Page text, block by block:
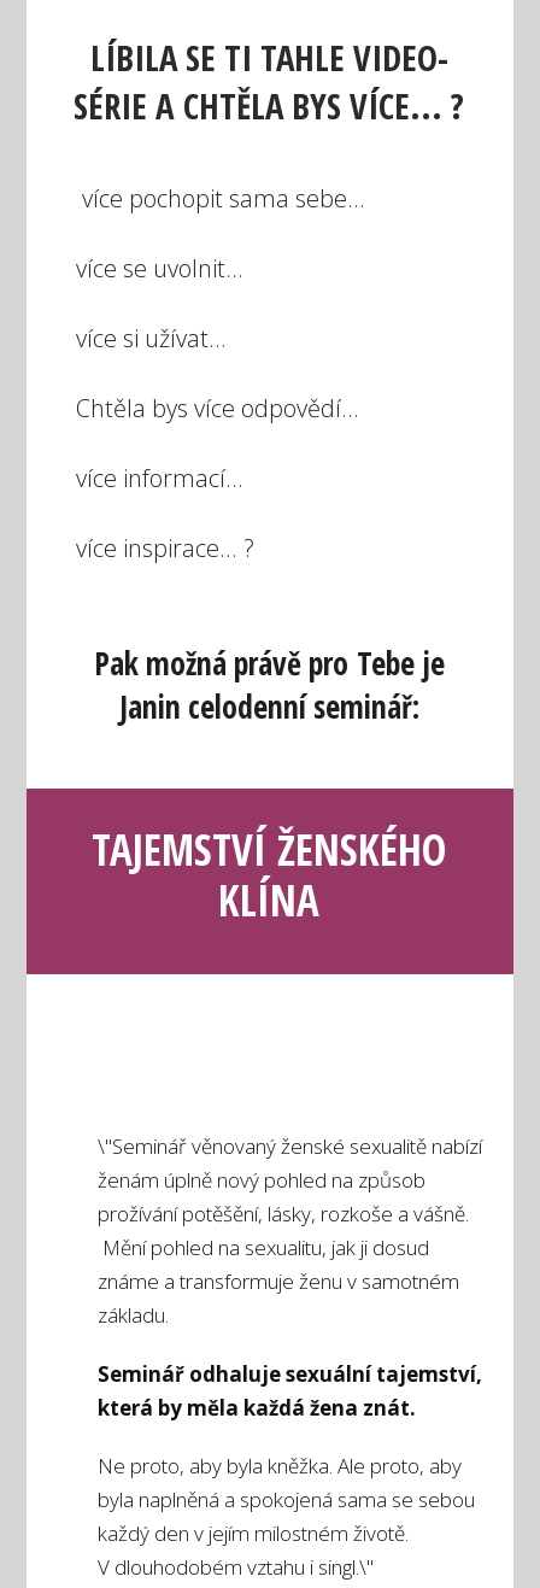
LÍBILA SE TI TAHLE VIDEO-
SÉRIE A CHTĚLA BYS VÍCE... ?
více pochopit sama sebe...
více se uvolnit...
více si užívat...
Chtěla bys více odpovědí...
více informací...
více inspirace... ?
Pak možná právě pro Tebe je
Janin celodenní seminář:
TAJEMSTVÍ ŽENSKÉHO
KLÍNA
\"Seminář věnovaný ženské sexualitě nabízí
ženám úplně nový pohled na způsob
prožívání potěšění, lásky, rozkoše a vášně.
Mění pohled na sexualitu, jak ji dosud
známe a transformuje ženu v samotném
základu.
Seminář odhaluje sexuální tajemství,
která by měla každá žena znát.
Ne proto, aby byla kněžka. Ale proto, aby
byla naplněná a spokojená sama se sebou
každý den v jejím milostném životě.
V dlouhodobém vztahu i singl.\"